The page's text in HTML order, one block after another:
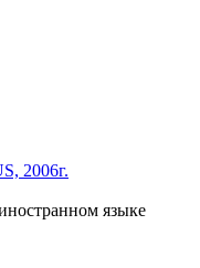
2006г.
языке